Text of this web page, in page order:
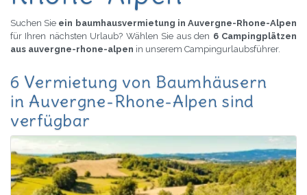
Suchen Sie ein baumhausvermietung in Auvergne-Rhone-Alpen
für Ihren nächsten Urlaub? Wählen Sie aus den 6 Campingplätzen
aus auvergne-rhone-alpen in unserem Campingurlaubsführer.
6 Vermietung von Baumhäusern
in Auvergne-Rhone-Alpen sind
verfügbar